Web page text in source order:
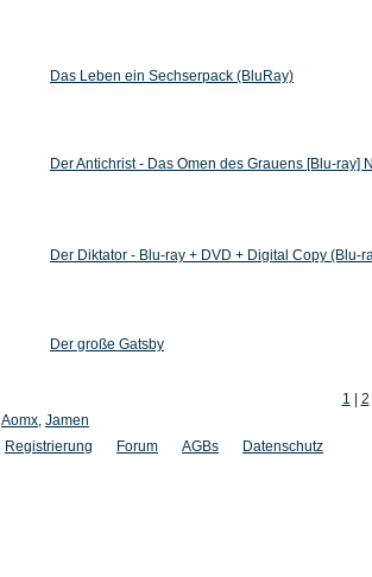
Das Leben ein Sechserpack (BluRay)
Der Antichrist - Das Omen des Grauens [Blu-ray]
Der Diktator - Blu-ray + DVD + Digital Copy (Blu-
Der große Gatsby
1 2
Aomx, Jamen
Registrierung Forum AGBs Datenschutz